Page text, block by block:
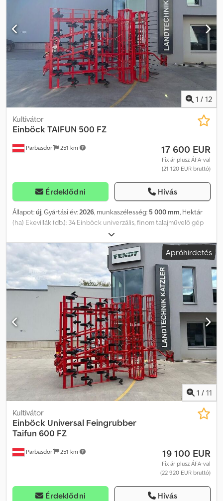
1 / 12
Parbasdorf 251 km
Kultivátor
EinböckTAIFUN 500 FZ
17 600 EUR
Fix ár plusz ÁFA-val
(21 120 EUR bruttó)
Érdeklődni Hívás
Állapot:új, Gyártási év:2026, munkaszélesség: 5 000 mm, Hektár
(ha) Ekevillák (db.): 34 Einböck univerzális, finom talajművelő gép
TAIFUN 500 FZ - Munkaszélesség: 5,00 m - Hidraulikusan
összecsukható - 4 soros ekevilla elrendezés - Sorok közötti
távolság: 15 cm - Szállítási szélesség: 2,60 m - Rögzítési kategória
II/III (átmérő 28/36 mm) - 34 db. Herkules ekevilla 50 × 13 mm (a
Vulcanus ekevilla helyett) - 34 db. „libaláb” alakú kapacs 200 mm (a
standard kapacs helyett, a Herkules ekevilla használatához) - 8 db.
rugózott, dupla szárú ekevilla - Párhuzamosan vezetett,
golyóscsapágyas utánfutó eszköz - Az utánfutó eszköz
magasságának állítása félkör alakú rács segítségével - Elülső,
lapos acélhenger, átmérő 400 mm - Hátsó, fogazott acélhenger,
átmérő 320 mm Dcodjzqwihepfx Aa Dok - 1 soros, utánfutó
gereblye, átmérő 12 mm-es villákkal (a gyári 2 soros utánfutó
gereblye helyett) - Figyelmeztető táblák tartókkal és LED-es hátsó
világítással
Apróhirdetés
1 / 11
Parbasdorf 251 km
Kultivátor
Einböck Universal Feingrubber
Taifun 600 FZ
19 100 EUR
Fix ár plusz ÁFA-val
(22 920 EUR bruttó)
Érdeklődni Hívás